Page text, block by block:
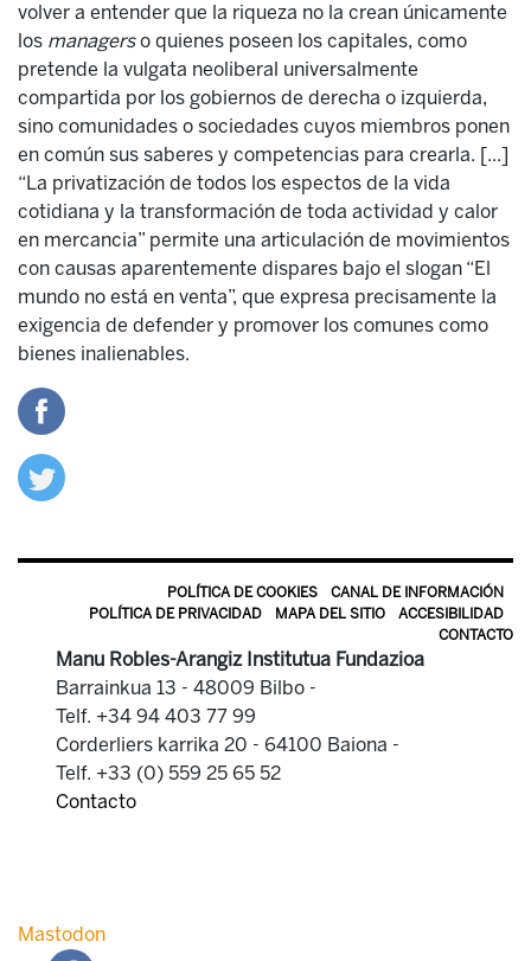
volver a entender que la riqueza no la crean únicamente
los managerso quienes poseen los capitales, como
pretende la vulgata neoliberal universalmente
compartida por los gobiernos de derecha o izquierda,
sino comunidades o sociedades cuyos miembros ponen
en común sus saberes y competencias para crearla. [...]
“La privatización de todos los espectos de la vida
cotidiana y la transformación de toda actividad y calor
en mercancia” permite una articulación de movimientos
con causas aparentemente dispares bajo el slogan “El
mundo no está en venta”, que expresa precisamente la
exigencia de defender y promover los comunes como
bienes inalienables.
POLÍTICA DE COOKIES
CANAL DE INFORMACIÓN
POLÍTICA DE PRIVACIDAD
MAPA DEL SITIO
ACCESIBILIDAD
CONTACTO
Manu Robles-Arangiz Institutua Fundazioa
Barrainkua 13 - 48009 Bilbo -
Telf. +34 94 403 77 99
Corderliers karrika 20 - 64100 Baiona -
Telf. +33 (0) 559 25 65 52
Contacto
Mastodon